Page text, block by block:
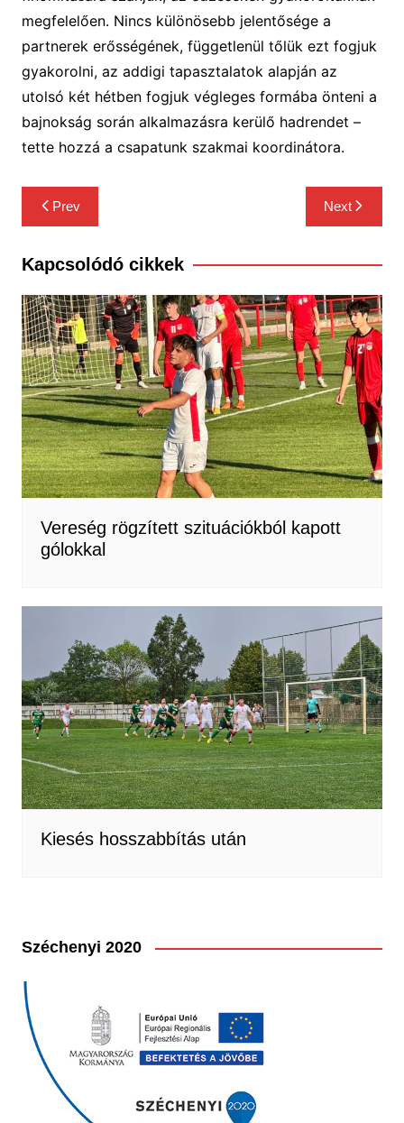
megfelelően. Nincs különösebb jelentősége a
partnerek erősségének, függetlenül tőlük ezt fogjuk
gyakorolni, az addigi tapasztalatok alapján az
utolsó két hétben fogjuk végleges formába önteni a
bajnokság során alkalmazásra kerülő hadrendet –
tette hozzá a csapatunk szakmai koordinátora.
Bejegyzés
navigáció
Prev Next
Kapcsolódó cikkek
Vereség rögzített szituációkból kapott
gólokkal
Kiesés hosszabbítás után
Széchenyi 2020